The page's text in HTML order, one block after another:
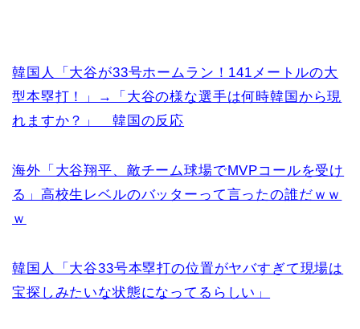
韓国人「大谷が33号ホームラン！141メートルの大
型本塁打！」→「大谷の様な選手は何時韓国から現
れますか？」 韓国の反応
海外「大谷翔平、敵チーム球場でMVPコールを受け
る」高校生レベルのバッターって言ったの誰だｗｗ
ｗ
韓国人「大谷33号本塁打の位置がヤバすぎて現場は
宝探しみたいな状態になってるらしい」